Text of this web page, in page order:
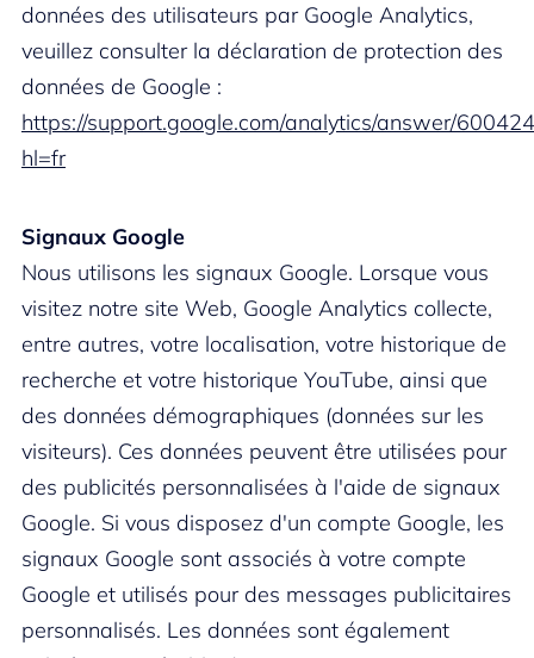
données des utilisateurs par Google Analytics,
veuillez consulter la déclaration de protection des
données de Google :
https://support.google.com/analytics/answer/
hl=fr
Signaux Google
Nous utilisons les signaux Google. Lorsque vous
visitez notre site Web, Google Analytics collecte,
entre autres, votre localisation, votre historique de
recherche et votre historique YouTube, ainsi que
des données démographiques (données sur les
visiteurs). Ces données peuvent être utilisées pour
des publicités personnalisées à l'aide de signaux
Google. Si vous disposez d'un compte Google, les
signaux Google sont associés à votre compte
Google et utilisés pour des messages publicitaires
personnalisés. Les données sont également